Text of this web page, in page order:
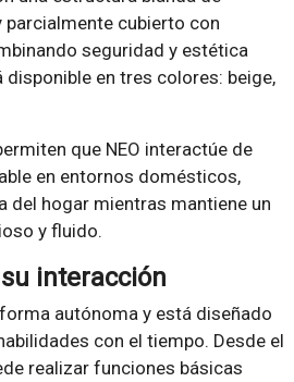
parcialmente cubierto con
seguridad y estética
disponible en tres colores: beige,
que NEO interactúe de
en entornos domésticos,
del hogar mientras mantiene un
y fluido.
interacción
autónoma y está diseñado
con el tiempo. Desde el
realizar funciones básicas